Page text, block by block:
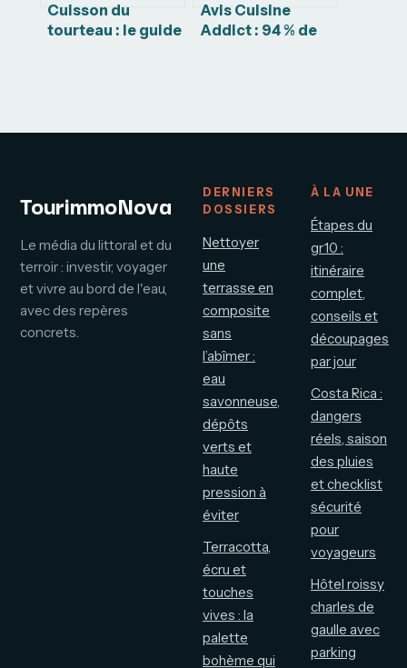
Cuisson du
tourteau : le guide
Avis Cuisine
Addict : 94 % de
TourimmoNova
Le média du littoral et du
terroir : investir, voyager
et vivre au bord de l'eau,
avec des repères
concrets.
DERNIERS
DOSSIERS
Nettoyer
une
terrasse en
composite
sans
l’abîmer :
eau
savonneuse,
dépôts
verts et
haute
pression à
éviter
Terracotta,
écru et
touches
vives : la
palette
bohème qui
À LA UNE
Étapes du
gr10 :
itinéraire
complet,
conseils et
découpages
par jour
Costa Rica :
dangers
réels, saison
des pluies
et checklist
sécurité
pour
voyageurs
Hôtel roissy
charles de
gaulle avec
parking